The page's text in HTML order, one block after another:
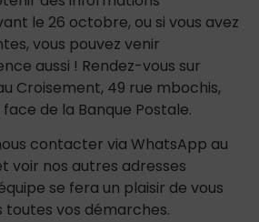
le 26 octobre, ou si vous avez
vous pouvez venir
aussi ! Rendez-vous sur
Croisement, 49 rue mbochis,
de la Banque Postale.
contacter via WhatsApp au
voir nos autres adresses
se fera un plaisir de vous
vos démarches.